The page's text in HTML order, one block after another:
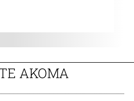
ΑΚΟΜΑ